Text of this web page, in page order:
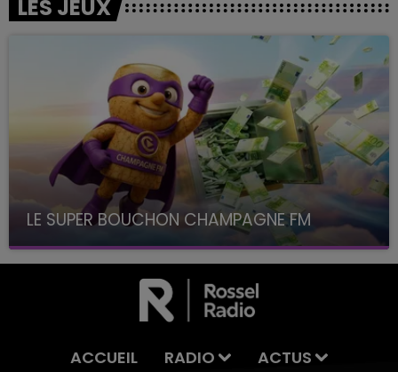
LES JEUX
LE SUPER BOUCHON CHAMPAGNE FM
avec La Famille Champagne FM, à 8H10
ACCUEIL RADIO ACTUS